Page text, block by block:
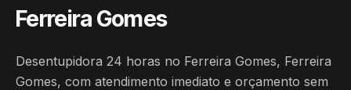
Ferreira Gomes
Desentupidora 24 horas no Ferreira Gomes, Ferreira
Gomes, com atendimento imediato e orçamento sem